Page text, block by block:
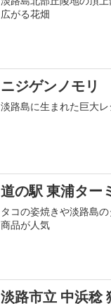
広がる花畑
ニジゲンノモリ
淡路島に生まれた巨大
道の駅 東浦ター
タコの姿焼きや淡路島
商品が人気
淡路市立 中浜稔